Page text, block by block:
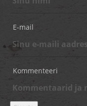
E-mail
Kommenteeri